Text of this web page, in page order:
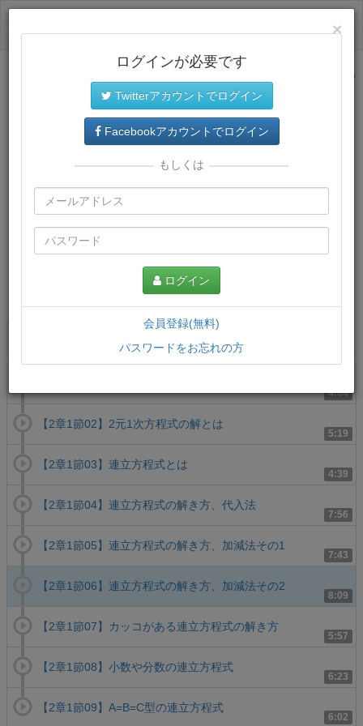
サイトトップに戻る
4:04
5:19
【2章1節02】2元1次方程式の解とは
4:39
【2章1節03】連立方程式とは
7:56
【2章1節04】連立方程式の解き方、代入法
7:43
【2章1節05】連立方程式の解き方、加減法その1
8:09
【2章1節06】連立方程式の解き方、加減法その2
5:57
【2章1節07】カッコがある連立方程式の解き方
6:23
【2章1節08】小数や分数の連立方程式
6:02
【2章1節09】A=B=C型の連立方程式
×
ログインが必要です
Twitterアカウントでログイン
Facebookアカウントでログイン
もしくは
ログイン
会員登録(無料)
パスワードをお忘れの方